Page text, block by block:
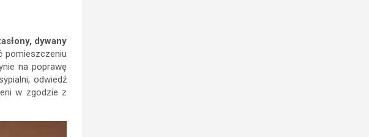
dywany
pomieszczeniu
na poprawę
odwiedź
w zgodzie z